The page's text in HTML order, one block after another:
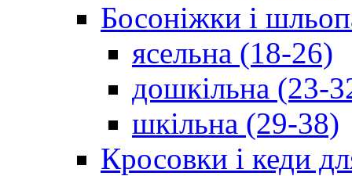
Босоніжки і
ясельна (18-26)
дошкільна (23-
шкільна (29-38)
Кросовки і кеди